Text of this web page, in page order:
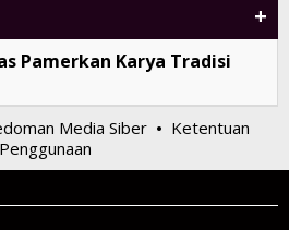
+
Pamerkan Karya Tradisi
Media Siber• Ketentuan
Penggunaan